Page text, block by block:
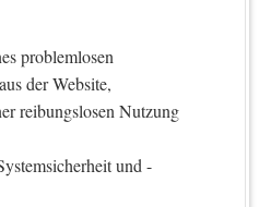
problemlosen
der Website,
reibungslosen Nutzung
und -